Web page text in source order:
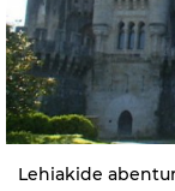
Lehiakide